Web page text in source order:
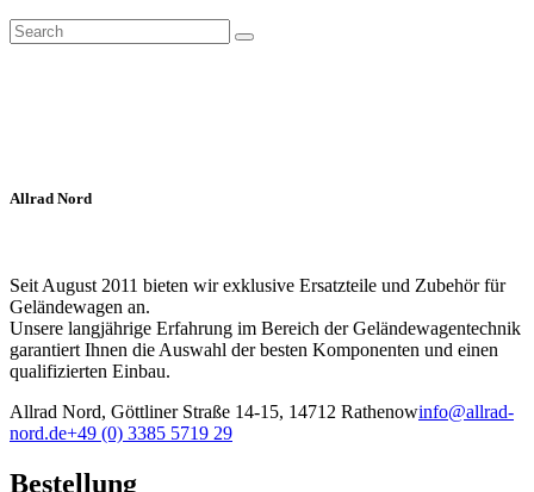
Allrad Nord
Seit August 2011 bieten wir exklusive Ersatzteile und Zubehör für
Geländewagen an.
Unsere langjährige Erfahrung im Bereich der Geländewagentechnik
garantiert Ihnen die Auswahl der besten Komponenten und einen
qualifizierten Einbau.
Allrad Nord, Göttliner Straße 14-15, 14712 Rathenowinfo@allrad-
nord.de+49 (0) 3385 5719 29
Bestellung